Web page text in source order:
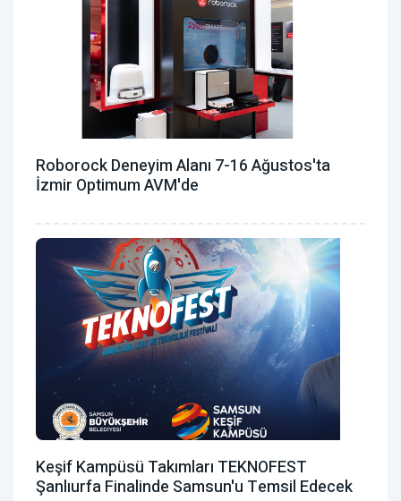
Roborock Deneyim Alanı 7-16 Ağustos'ta
İzmir Optimum AVM'de
Keşif Kampüsü Takımları TEKNOFEST
Şanlıurfa Finalinde Samsun'u Temsil Edecek